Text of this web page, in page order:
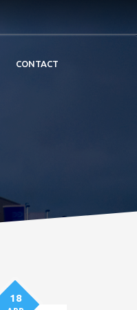
CONTACT
18